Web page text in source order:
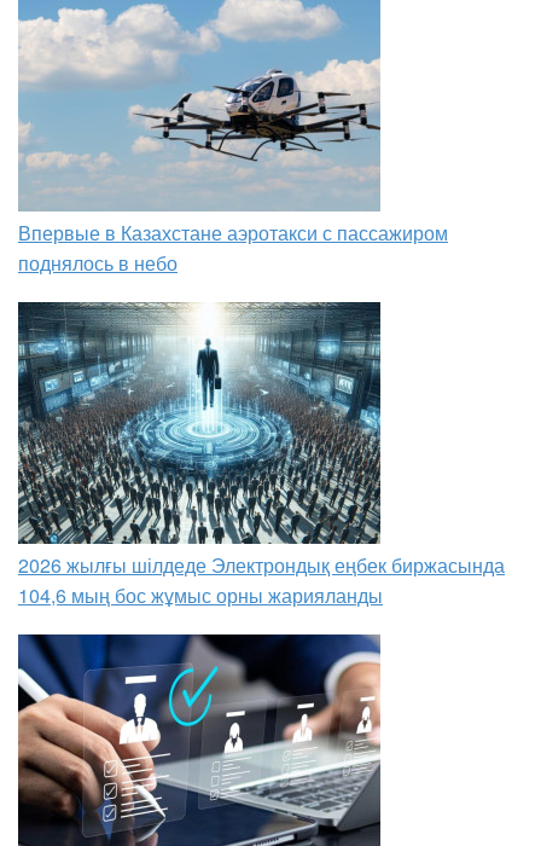
Впервые в Казахстане аэротакси с пассажиром
поднялось в небо
2026 жылғы шілдеде Электрондық еңбек биржасында
104,6 мың бос жұмыс орны жарияланды